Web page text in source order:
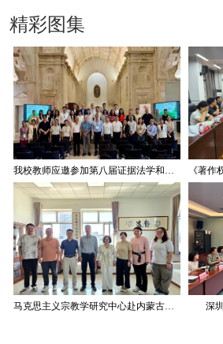
精彩图集
我校教师应邀参加第八届证据法学和法庭科学国际会议并作学术报告
马克思主义宗教学研究中心赴内蒙古宗教工作研究会调研座谈 深